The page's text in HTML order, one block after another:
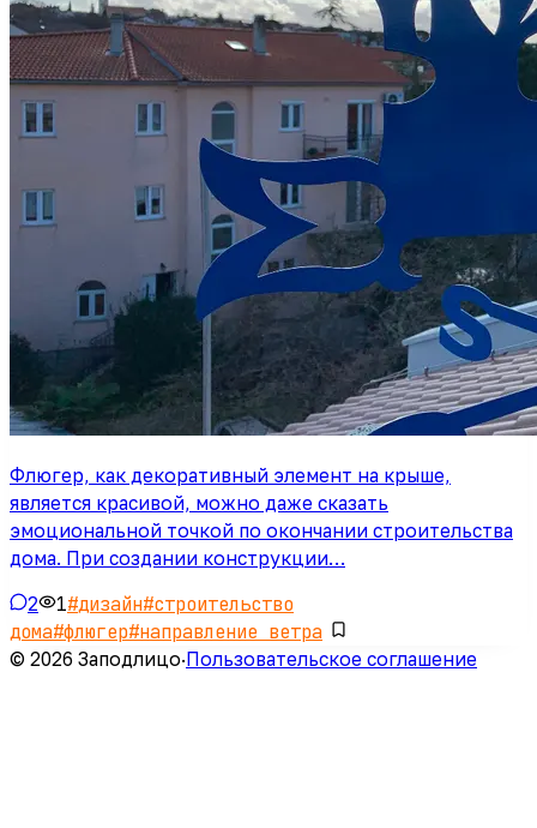
Флюгер, как декоративный элемент на крыше,
является красивой, можно даже сказать
эмоциональной точкой по окончании строительства
дома. При создании конструкции…
2 1#дизайн#строительство
дома#флюгер#направление ветра
© 2026 Заподлицо·Пользовательское соглашение